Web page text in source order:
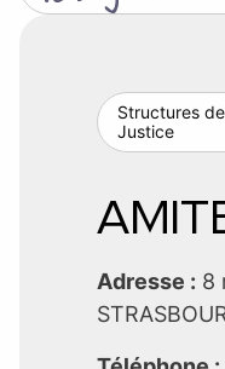
Structures
Justice
Adresse : 8